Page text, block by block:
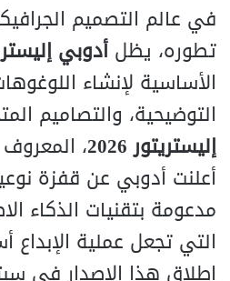
في عالم التصميم
تطوره، يظل أدوبي
الأساسية لإنشاء
التوضيحية، والتصاميم
إليستريتور 2026
مدعومة بتقنيات الذكاء
التي تجعل عملية الإبداع